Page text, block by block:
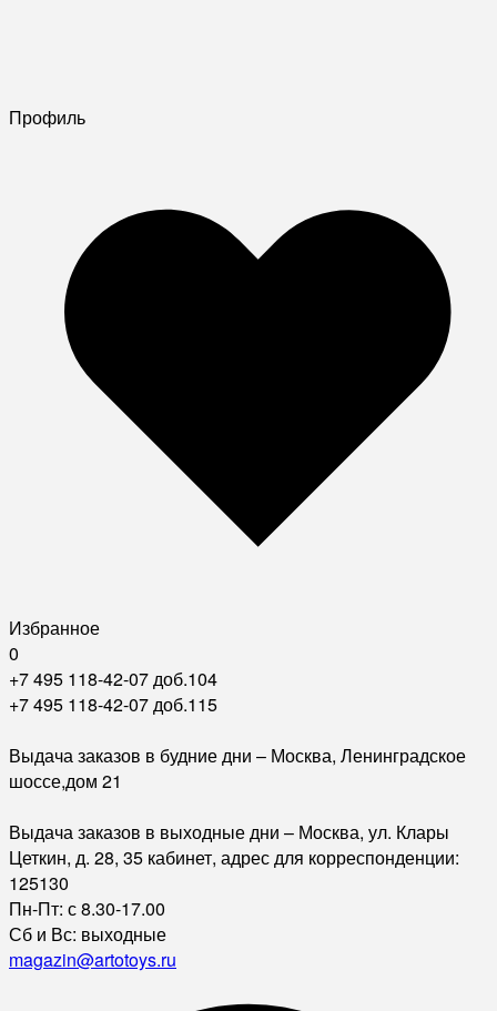
Профиль
Избранное
0
+7 495 118-42-07 доб.104
+7 495 118-42-07 доб.115
Выдача заказов в будние дни – Москва, Ленинградское
шоссе,дом 21
Выдача заказов в выходные дни – Москва, ул. Клары
Цеткин, д. 28, 35 кабинет, адрес для корреспонденции:
125130
Пн-Пт: с 8.30-17.00
Сб и Вс: выходные
magazin@artotoys.ru